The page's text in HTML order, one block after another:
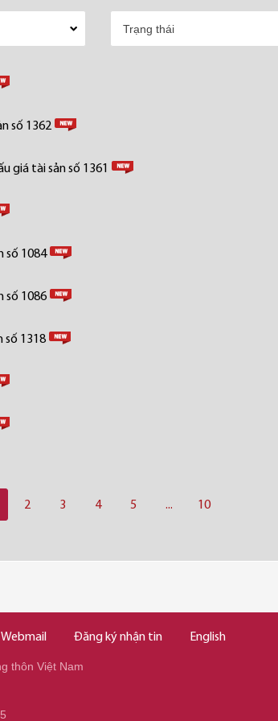
số 1362
giá tài sản số 1361
số 1084
số 1086
số 1318
2 3 4 5 ... 10
Webmail Đăng ký nhận tin English
thôn Việt Nam